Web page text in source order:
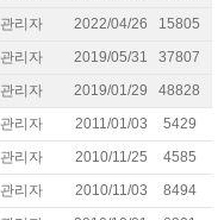
관리자 2022/04/26 15805
관리자 2019/05/31 37807
관리자 2019/01/29
48828
관리자 2011/01/03
5429
관리자 2010/11/25
4585
관리자 2010/11/03
8494